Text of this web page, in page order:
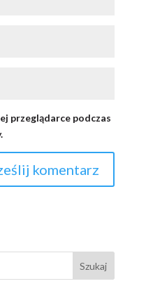
przeglądarce podczas
Szukaj